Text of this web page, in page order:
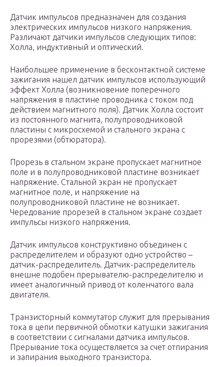
Датчик импульсов предназначен для создания
электрических импульсов низкого напряжения.
Различают датчики импульсов следующих типов:
Холла, индуктивный и оптический.
Наибольшее применение в бесконтактной системе
зажигания нашел датчик импульсов использующий
эффект Холла (возникновение поперечного
напряжения в пластине проводника с током под
действием магнитного поля). Датчик Холла состоит
из постоянного магнита, полупроводниковой
пластины с микросхемой и стального экрана с
прорезями (обтюратора).
Прорезь в стальном экране пропускает магнитное
поле и в полупроводниковой пластине возникает
напряжение. Стальной экран не пропускает
магнитное поле, и напряжение на
полупроводниковой пластине не возникает.
Чередование прорезей в стальном экране создает
импульсы низкого напряжения.
Датчик импульсов конструктивно объединен с
распределителем и образуют одно устройство –
датчик-распределитель. Датчик-распределитель
внешне подобен прерывателю-распределителю и
имеет аналогичный привод от коленчатого вала
двигателя.
Транзисторный коммутатор служит для прерывания
тока в цепи первичной обмотки катушки зажигания
в соответствии с сигналами датчика импульсов.
Прерывание тока осуществляется за счет отпирания
и запирания выходного транзистора.